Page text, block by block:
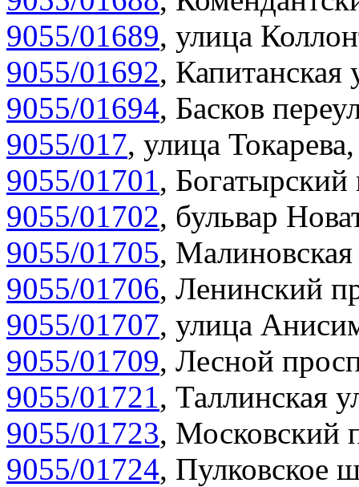
9055/01689, улица
9055/01692, Капитанская
9055/01694, Басков
9055/017, улица
9055/01701, Богатырский
9055/01702, бульвар
9055/01705,
9055/01706, Ленинский
9055/01707, улица
9055/01709, Лесной
9055/01721, Таллинская
9055/01723, Московский
9055/01724, Пулковское